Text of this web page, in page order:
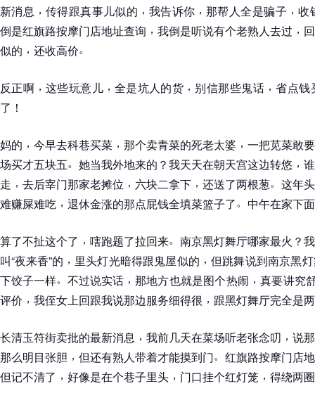
新消息 ， 传得跟真事儿似的 ， 我告诉你 ， 那帮人全是骗子 ， 收
倒是红旗路按摩门店地址查询 ， 我倒是听说有个老熟人去过 ，
似的 ， 还收高价。
反正啊 ， 这些玩意儿 ， 全是坑人的货 ， 别信那些鬼话 ， 省点钱
了 ！
妈的 ， 今早去科巷买菜 ， 那个卖青菜的死老太婆 ， 一把苋菜敢
场买才五块五。 她当我外地来的 ？我天天在朝天宫这边转悠 ，
走 ， 去后宰门那家老摊位 ， 六块二拿下 ， 还送了两根葱。 这年头
难赚屎难吃 ， 退休金涨的那点屁钱全填菜篮子了。 中午在家下
算了不扯这个了 ， 嗐跑题了拉回来。 南京黑灯舞厅哪家最火 ？
叫“夜来香”的 ， 里头灯光暗得跟鬼屋似的 ， 但跳舞说到南京黑
下饺子一样。 不过说实话 ， 那地方也就是图个热闹 ， 真要讲究
评价 ， 我侄女上回跟我说那边服务细得很 ， 跟黑灯舞厅完全是
长清玉符街卖批的最新消息 ， 我前几天在菜场听老张念叨 ， 说
那么明目张胆 ， 但还有熟人带着才能摸到门。 红旗路按摩门店
但记不清了 ， 好像是在个巷子里头 ， 门口挂个红灯笼 ， 得绕两